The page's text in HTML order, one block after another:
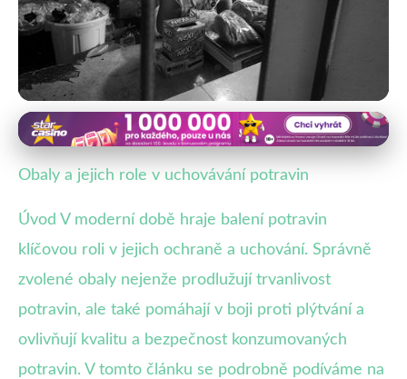
Obaly a trvanlivost potravin
Jak správně vybrat obal pro delší
12. 9. 2025· 4 min čtení · Autor: Lukáš Pavliš
Obaly a jejich role v uchovávání potravin
Úvod V moderní době hraje balení potravin
klíčovou roli v jejich ochraně a uchování. Správně
zvolené obaly nejenže prodlužují trvanlivost
potravin, ale také pomáhají v boji proti plýtvání a
ovlivňují kvalitu a bezpečnost konzumovaných
potravin. V tomto článku se podrobně podíváme na